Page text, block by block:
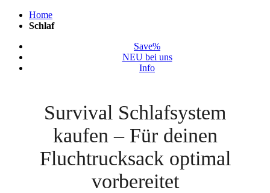
Home
Schlaf
Save%
NEU bei uns
Info
Survival Schlafsystem
kaufen – Für deinen
Fluchtrucksack optimal
vorbereitet